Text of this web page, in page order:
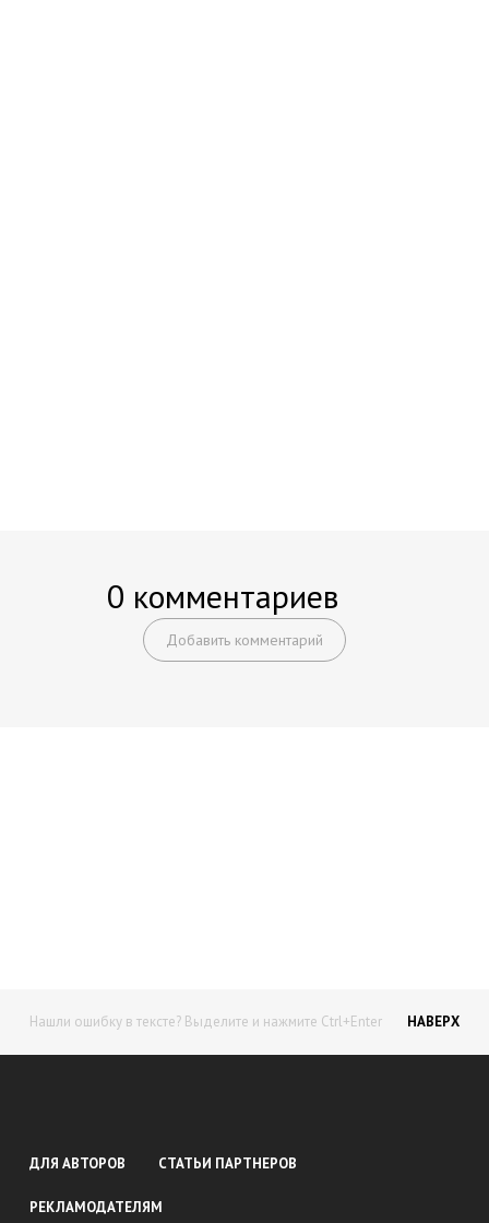
0 комментариев
Добавить комментарий
Нашли ошибку в тексте? Выделите и нажмите Ctrl+Enter НАВЕРХ
ДЛЯ АВТОРОВ СТАТЬИ ПАРТНЕРОВ
РЕКЛАМОДАТЕЛЯМ